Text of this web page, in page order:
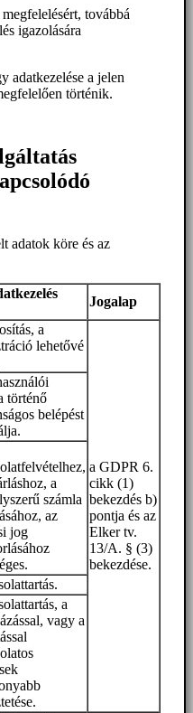
továbbá
igazolására
adatkezelése a jelen
történik.
adatok köre és az
Jogalap
a
lehetővé
a GDPR 6.
cikk (1)
bekezdés b)
pontja és az
Elker tv.
13/A. § (3)
bekezdése.
történő
belépést
a
számla
az
jog
a
vagy a